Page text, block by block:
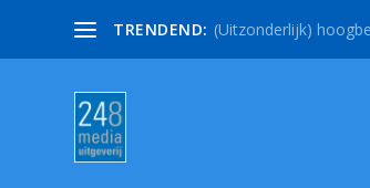
TRENDEND: (Uitzonderlijk)